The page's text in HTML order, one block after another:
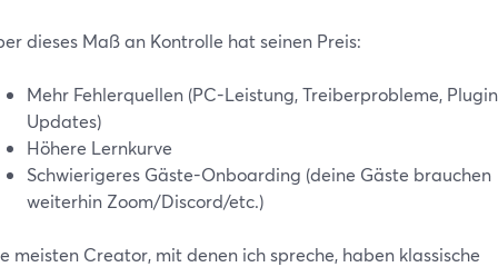
dieses Maß an Kontrolle hat seinen Preis:
Mehr Fehlerquellen (PC-Leistung, Treiberprobleme,
Updates)
Höhere Lernkurve
Schwierigeres Gäste-Onboarding (deine Gäste brauchen
weiterhin Zoom/Discord/etc.)
meisten Creator, mit denen ich spreche, haben klassische